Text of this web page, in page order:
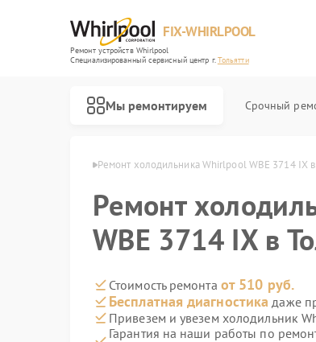
FIX-WHIRLPOOL
Ремонт устройств Whirlpool
Специализированный cервисный центр г.Тольятти
Мы ремонтируем Срочный
Ремонт холодильника Whirlpool WBE 3714 IX в
Ремонт
WBE 3714 IX в
Стоимость ремонта от 510 руб.
Бесплатная диагностика даже
Привезем и увезем холодильник
Гарантия на наши работы по